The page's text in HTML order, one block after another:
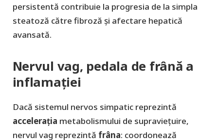
persistentă contribuie la progresia de la simpla
steatoză către fibroză și afectare hepatică
avansată.
Nervul vag, pedala de frână a
inflamației
Dacă sistemul nervos simpatic reprezintă
accelerația metabolismului de supraviețuire,
nervul vag reprezintă frâna: coordonează